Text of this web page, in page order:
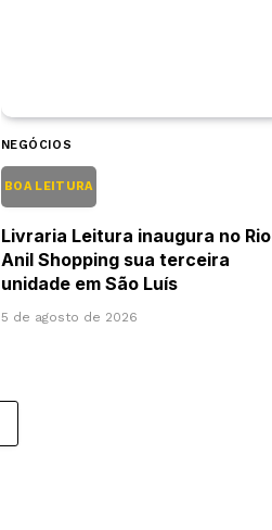
NEGÓCIOS
BOA LEITURA
Livraria Leitura inaugura no Rio
Anil Shopping sua terceira
unidade em São Luís
5 de agosto de 2026